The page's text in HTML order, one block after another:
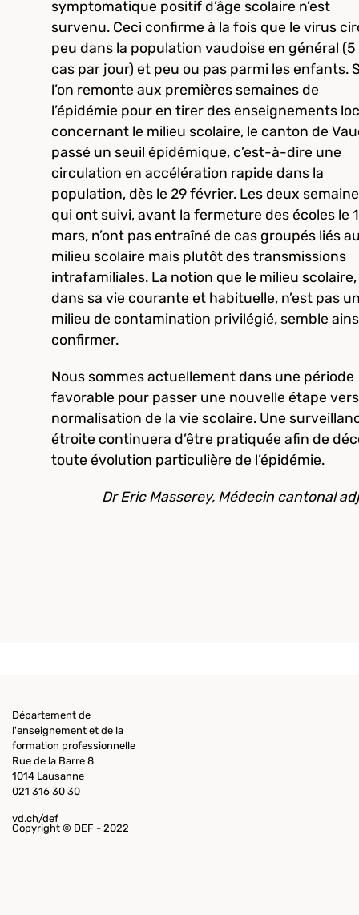
symptomatique positif d’âge scolaire n’est
survenu. Ceci confirme à la fois que le virus
peu dans la population vaudoise en général (5
cas par jour) et peu ou pas parmi les enfants.
l’on remonte aux premières semaines de
l’épidémie pour en tirer des enseignements
concernant le milieu scolaire, le canton de
passé un seuil épidémique, c’est-à-dire une
circulation en accélération rapide dans la
population, dès le 29 février. Les deux
qui ont suivi, avant la fermeture des écoles le
mars, n’ont pas entraîné de cas groupés liés
milieu scolaire mais plutôt des transmissions
intrafamiliales. La notion que le milieu scolaire,
dans sa vie courante et habituelle, n’est pas
milieu de contamination privilégié, semble
confirmer.
Nous sommes actuellement dans une période
favorable pour passer une nouvelle étape
normalisation de la vie scolaire. Une
étroite continuera d’être pratiquée afin de
toute évolution particulière de l’épidémie.
Dr Eric Masserey, Médecin cantonal
Département de
l'enseignement et de la
formation professionnelle
Rue de la Barre 8
1014 Lausanne
021 316 30 30
vd.ch/def
Copyright © DEF - 2022